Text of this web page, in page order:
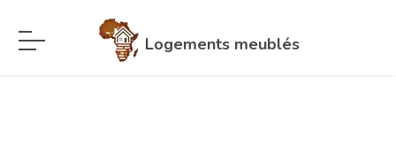
Logements meublés